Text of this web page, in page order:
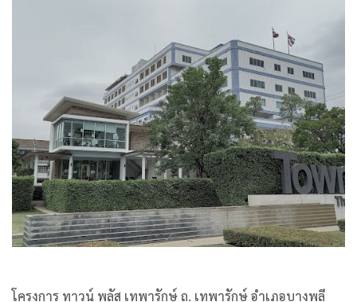
โครงการ ทาวน์ พลัส เทพารักษ์ ถ. เทพารักษ์ อำเภอบางพลี